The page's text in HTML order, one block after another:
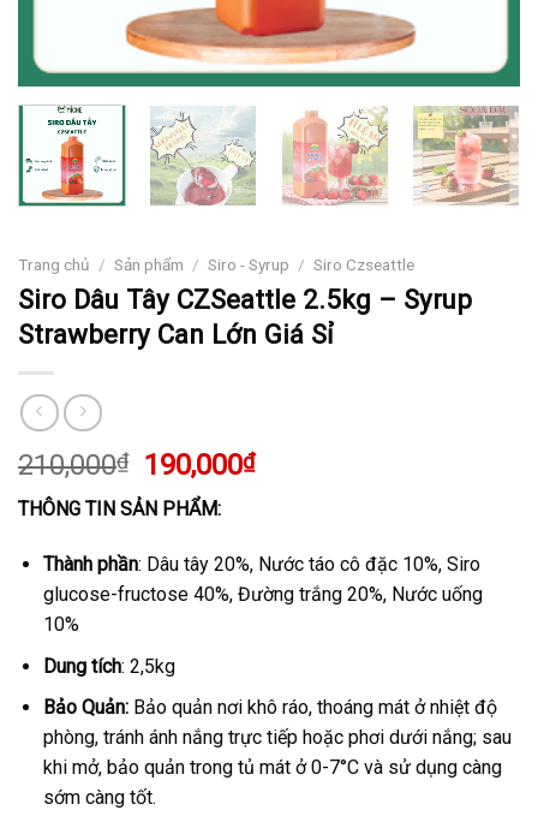
Trang chủ / Sản phẩm / Siro - Syrup / Siro Czseattle
Siro Dâu Tây CZSeattle 2.5kg – Syrup
Strawberry Can Lớn Giá Sỉ
210,000₫
Giá
gốc
là:
210,000₫.
190,000₫Giá
là:
190,000₫.
THÔNG TIN SẢN PHẨM:
Thành phần: Dâu tây 20%, Nước táo cô đặc 10%, Siro
glucose-fructose 40%, Đường trắng 20%, Nước uống
10%
Dung tích: 2,5kg
Bảo Quản:Bảo quản nơi khô ráo, thoáng mát ở nhiệt độ
phòng, tránh ánh nắng trực tiếp hoặc phơi dưới nắng; sau
khi mở, bảo quản trong tủ mát ở 0-7°C và sử dụng càng
sớm càng tốt.